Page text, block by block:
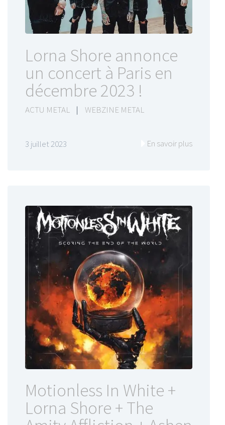
Lorna Shore annonce
un concert à Paris en
décembre 2023 !
ACTU METAL | WEBZINE METAL
3 juillet 2023 En savoir plus
Motionless In White +
Lorna Shore + The